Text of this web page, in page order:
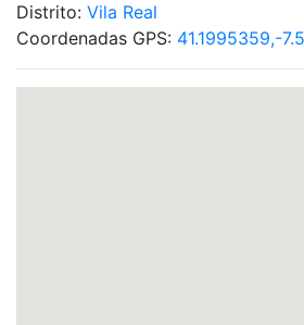
Distrito: Vila Real
Coordenadas GPS: 41.1995359,-